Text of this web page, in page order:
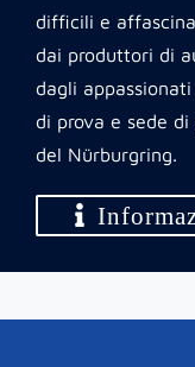
difficili e
dai produttori di
dagli
di prova e sede
del Nürburgring.